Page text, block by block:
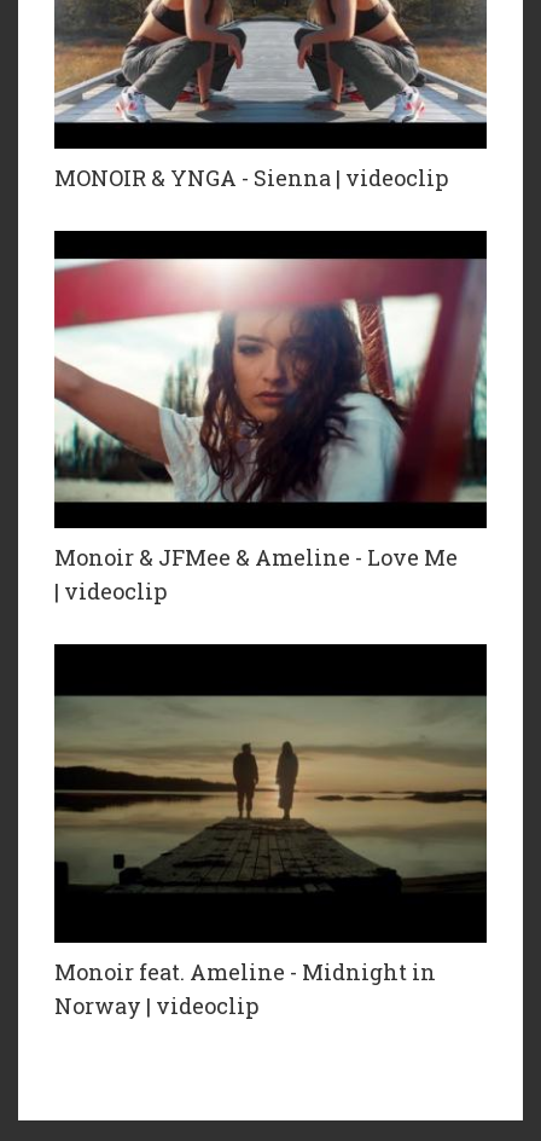
MONOIR & YNGA - Sienna | videoclip
Monoir & JFMee & Ameline - Love Me
| videoclip
Monoir feat. Ameline - Midnight in
Norway | videoclip